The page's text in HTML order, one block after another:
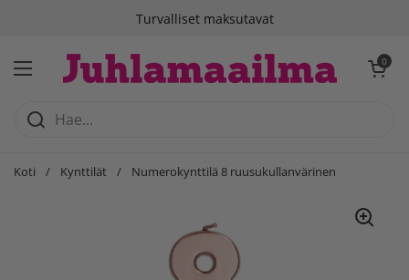
Turvalliset maksutavat
Avaa valikko
Avaa 0
Koti / Kynttilät / Numerokynttilä 8 ruusukullanvärinen